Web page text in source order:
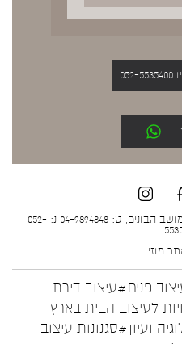
הילית קרש עיצוב ואדריכלות פנים, מושב הבונים, ט: 04-9894848 נ: 052-
מוזי
פנים#עיצוב דירת
לעיצוב הבית בארץ
ועיון #סגנונות עיצוב